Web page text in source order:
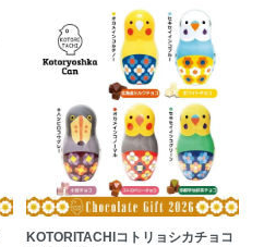
KOTORITACHIコトリョシカチョコ